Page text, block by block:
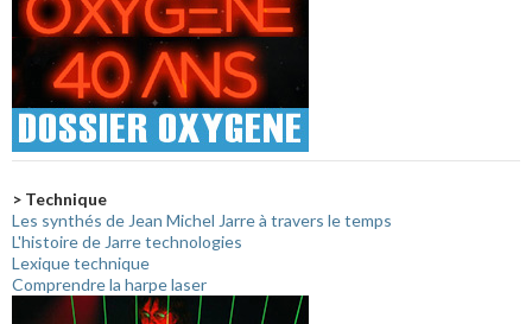
> Technique
Les synthés de Jean Michel Jarre à travers le temps
L'histoire de Jarre technologies
Lexique technique
Comprendre la harpe laser